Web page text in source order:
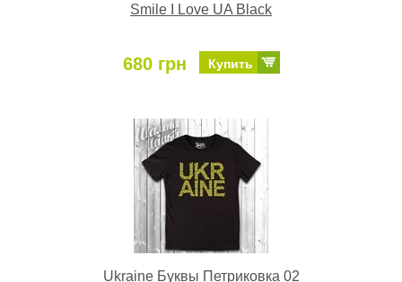
Smile I Love UA Black
680 грн Купить
Ukraine Буквы Петриковка 02